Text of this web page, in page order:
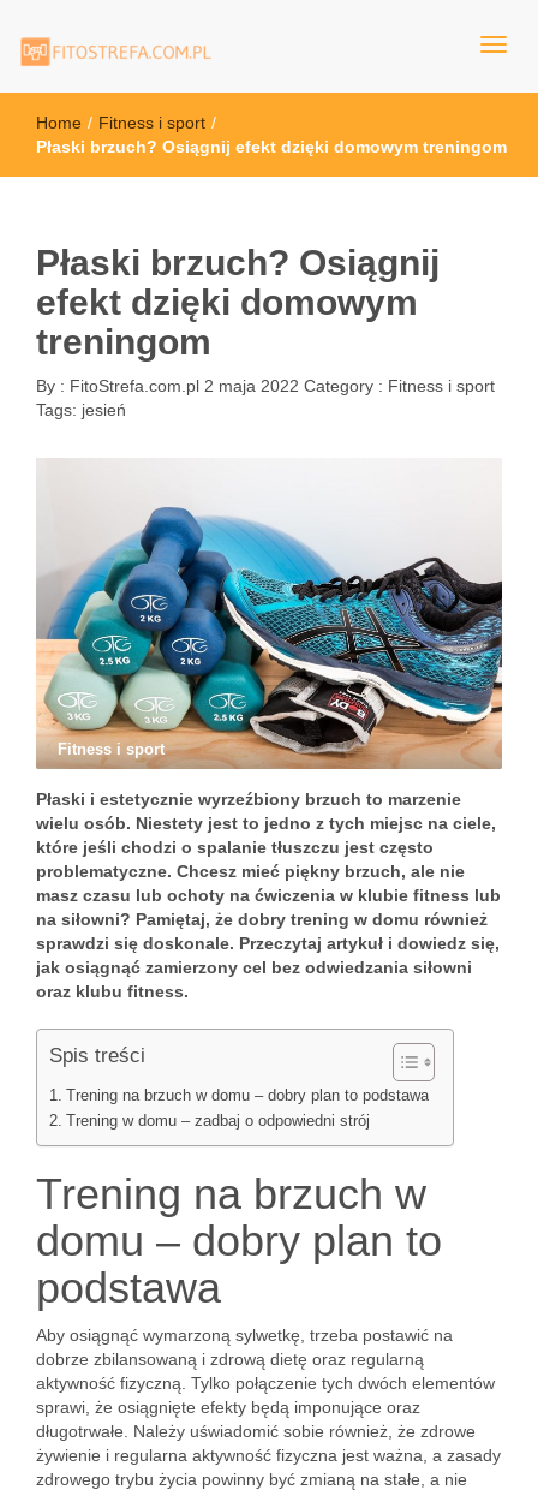
FitoStrefa.com.pl
Home / Fitness i sport /
Płaski brzuch? Osiągnij efekt dzięki domowym treningom
Płaski brzuch? Osiągnij
efekt dzięki domowym
treningom
By : FitoStrefa.com.pl 2 maja 2022 Category : Fitness i sport
Tags: jesień
Fitness i sport
Płaski i estetycznie wyrzeźbiony brzuch to marzenie
wielu osób. Niestety jest to jedno z tych miejsc na ciele,
które jeśli chodzi o spalanie tłuszczu jest często
problematyczne. Chcesz mieć piękny brzuch, ale nie
masz czasu lub ochoty na ćwiczenia w klubie fitness lub
na siłowni? Pamiętaj, że dobry trening w domu również
sprawdzi się doskonale. Przeczytaj artykuł i dowiedz się,
jak osiągnąć zamierzony cel bez odwiedzania siłowni
oraz klubu fitness.
Spis treści
Trening na brzuch w domu – dobry plan to podstawa
Trening w domu – zadbaj o odpowiedni strój
Trening na brzuch w
domu – dobry plan to
podstawa
Aby osiągnąć wymarzoną sylwetkę, trzeba postawić na
dobrze zbilansowaną i zdrową dietę oraz regularną
aktywność fizyczną. Tylko połączenie tych dwóch elementów
sprawi, że osiągnięte efekty będą imponujące oraz
długotrwałe. Należy uświadomić sobie również, że zdrowe
żywienie i regularna aktywność fizyczna jest ważna, a zasady
zdrowego trybu życia powinny być zmianą na stałe, a nie